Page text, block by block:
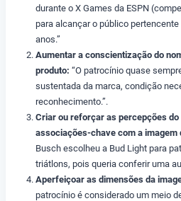
durante o X Games da ESPN
para alcançar o público
anos.”
Aumentar a conscientização do
produto: “O patrocínio quase
sustentada da marca, condição
reconhecimento.”.
Criar ou reforçar as percepções
associações-chave com a imagem
Busch escolheu a Bud Light para
triátlons, pois queria conferir uma
Aperfeiçoar as dimensões da
patrocínio é considerado um meio